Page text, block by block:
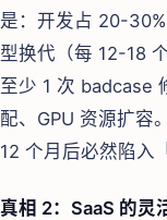
是：开发占 20-
型换代（每 12-18
至少 1 次 badcase
配、GPU 资源扩容
12 个月后必然陷入
真相 2：SaaS 的灵